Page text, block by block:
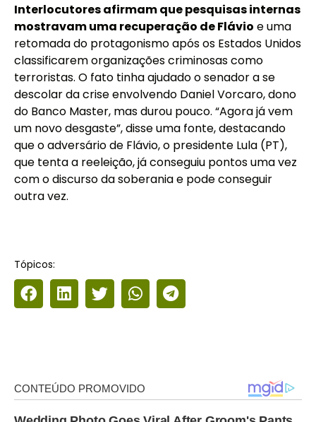
Interlocutores afirmam que pesquisas internas
mostravam uma recuperação de Flávio e uma
retomada do protagonismo após os Estados Unidos
classificarem organizações criminosas como
terroristas. O fato tinha ajudado o senador a se
descolar da crise envolvendo Daniel Vorcaro, dono
do Banco Master, mas durou pouco. “Agora já vem
um novo desgaste”, disse uma fonte, destacando
que o adversário de Flávio, o presidente Lula (PT),
que tenta a reeleição, já conseguiu pontos uma vez
com o discurso da soberania e pode conseguir
outra vez.
Tópicos: